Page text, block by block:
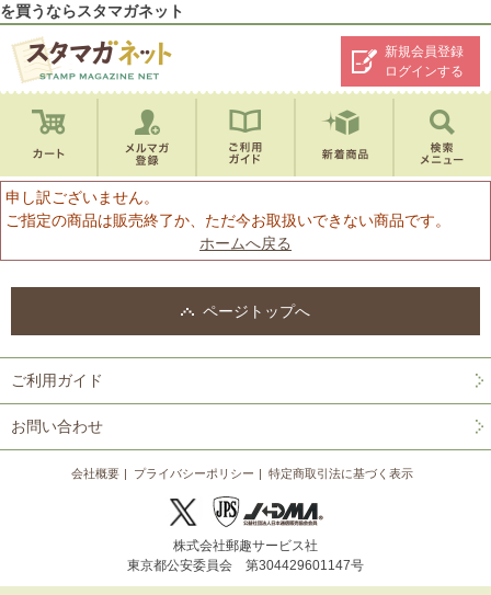
を買うならスタマガネット
新規会員登録
ログインする
申し訳ございません。
ご指定の商品は販売終了か、ただ今お取扱いできない商品です。
ホームへ戻る
ページトップへ
ご利用ガイド
お問い合わせ
会社概要 プライバシーポリシー 特定商取引法に基づく表示
株式会社郵趣サービス社
東京都公安委員会 第304429601147号